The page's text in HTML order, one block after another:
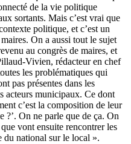
de la vie politique
sortants. Mais c’est vrai que
politique, et c’est un
On a aussi tout le sujet
au congrès de maires, et
Vivien, rédacteur en chef
les problématiques qui
pas présentes dans les
acteurs municipaux. Ce dont
c’est la composition de leur
?’. On ne parle que de ça. On
vont ensuite rencontrer les
du national sur le local ».